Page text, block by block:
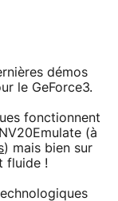
démos
le GeForce3.
fonctionnent
(à
) mais bien sur
fluide !